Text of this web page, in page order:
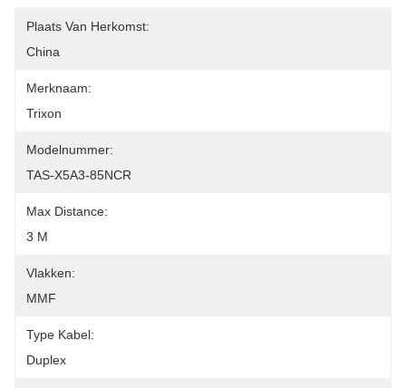
Plaats Van Herkomst:
China
Merknaam:
Trixon
Modelnummer:
TAS-X5A3-85NCR
Max Distance:
3 M
Vlakken:
MMF
Type Kabel:
Duplex